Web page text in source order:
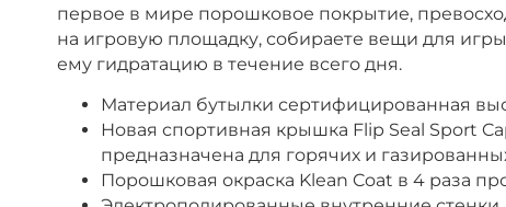
первое в мире порошковое покрытие,
на игровую площадку, собираете вещи для
ему гидратацию в течение всего дня.
Материал бутылки сертифицированная
Новая спортивная крышка Flip Seal Sport
предназначена для горячих и
Порошковая окраска Klean Coat в 4 раза